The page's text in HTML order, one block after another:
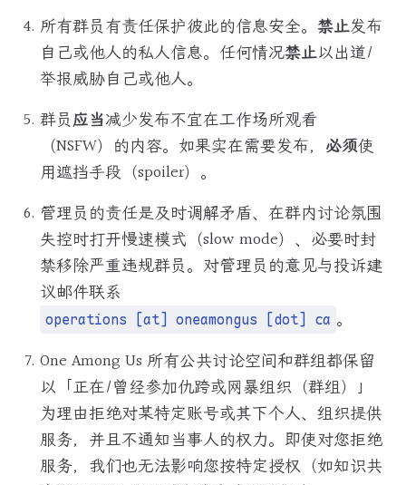
所有群员有责任保护彼此的信息安全。 禁止发布
自己或他人的私人信息。任何情况禁止以出道/
举报威胁自己或他人。
群员应当减少发布不宜在工作场所观看
（NSFW）的内容。如果实在需要发布， 必须使
用遮挡手段（spoiler）。
管理员的责任是及时调解矛盾、在群内讨论氛围
失控时打开慢速模式（slow mode）、必要时封
禁移除严重违规群员。对管理员的意见与投诉建
议邮件联系
operations [at] oneamongus [dot] ca 。
One Among Us 所有公共讨论空间和群组都保留
以「正在/曾经参加仇跨或网暴组织（群组）」
为理由拒绝对某特定账号或其下个人、组织提供
服务，并且不通知当事人的权力。即使对您拒绝
服务，我们也无法影响您按特定授权（如知识共